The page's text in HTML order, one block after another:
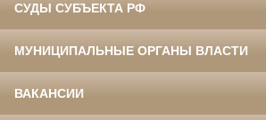
СУДЫ СУБЪЕКТА РФ
МУНИЦИПАЛЬНЫЕ ОРГАНЫ ВЛАСТИ
ВАКАНСИИ